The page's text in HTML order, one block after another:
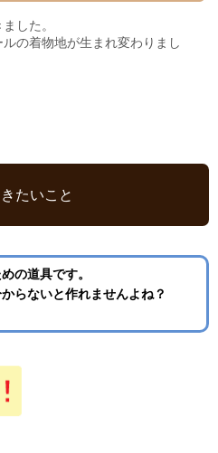
した。
の着物地が生まれ変わりまし
たいこと
の道具です。
らないと作れませんよね？